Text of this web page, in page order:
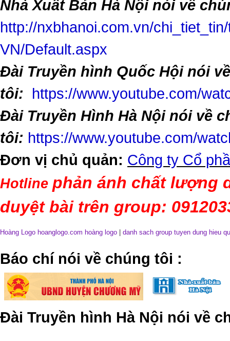
Nhà Xuất Bản Hà Nội nói về
http://nxbhanoi.com.vn/
VN/Default.aspx
Đài Truyền hình Quốc Hội nói
tôi:
https://www.youtube.com/
Đài Truyền Hình Hà Nội nói về
tôi: https://www.youtube.com/
Đơn vị chủ quản: Công ty Cổ
Hotline phản ánh chất lượng
duyệt bài trên group:
Hoàng Logo hoanglogo.com hoàng logo danh sach group tuyen dung hieu
​Báo chí nói về chúng tôi :
Đài Truyền hình Hà Nội nói về